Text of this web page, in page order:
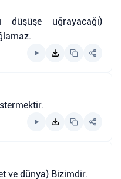
düşüşe uğrayacağı)
ve dünya) Bizimdir.